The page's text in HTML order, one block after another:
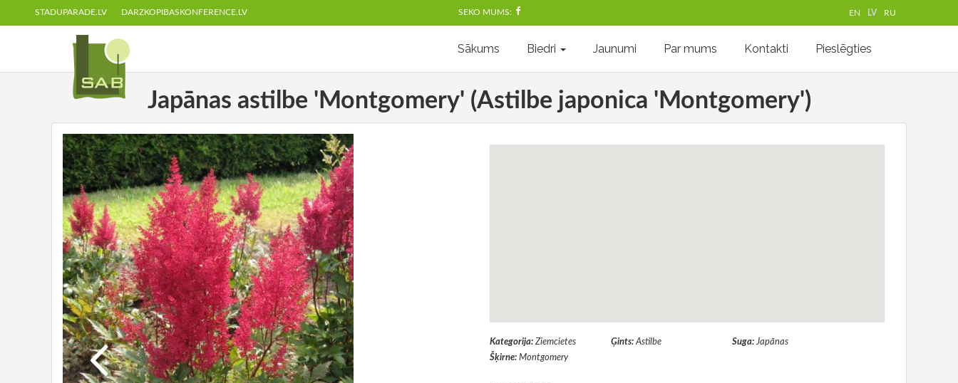
STADUPARADE.LV DARZKOPIBASKONFERENCE.LV SEKO MUMS: EN LV RU
Sākums Biedri Jaunumi Par mums Kontakti Pieslēgties
Japānas astilbe 'Montgomery' (Astilbe japonica 'Montgomery')
Kategorija: Ziemcietes Ģints: Astilbe Suga: Japānas
Šķirne: Montgomery